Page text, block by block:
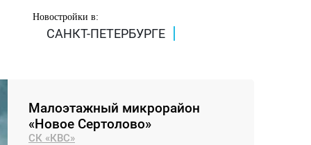
Новостройки в:
САНКТ-ПЕТЕРБУРГЕ
Малоэтажный микрорайон
«Новое Сертолово»
СК «КВС»